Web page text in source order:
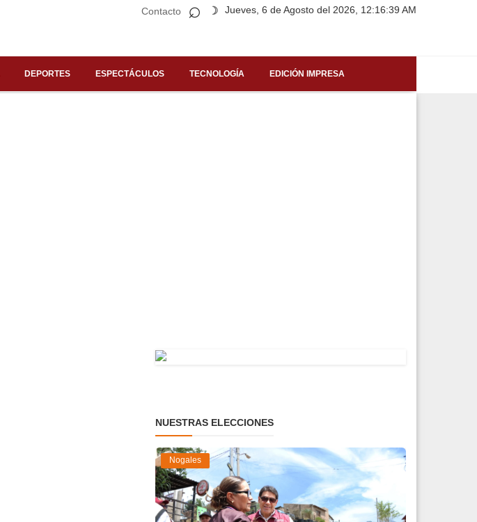
Contacto Jueves, 6 de Agosto del 2026, 12:16:39 AM
⌕ ☽
DEPORTES ESPECTÁCULOS TECNOLOGÍA EDICIÓN IMPRESA
NUESTRAS ELECCIONES
Nogales